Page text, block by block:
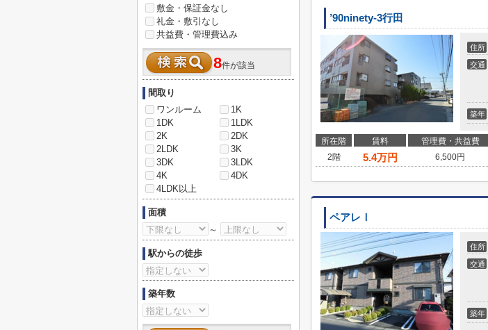
’90ninety-3行田
住所
交通
築年
所在階 賃料 管理費・共益費
2階
5.4万円 6,500円
ペアレⅠ
住所
交通
築年
敷金・保証金なし
礼金・敷引なし
共益費・管理費込み
8件が該当
間取り
ワンルーム
1K
1DK
1LDK
2K
2DK
2LDK
3K
3DK
3LDK
4K
4DK
4LDK以上
面積
～
駅からの徒歩
築年数